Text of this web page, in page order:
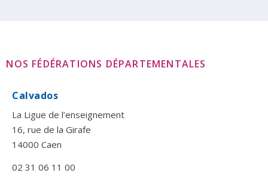
NOS FÉDÉRATIONS DÉPARTEMENTALES
Calvados
La Ligue de l’enseignement
16, rue de la Girafe
14000 Caen
02 31 06 11 00